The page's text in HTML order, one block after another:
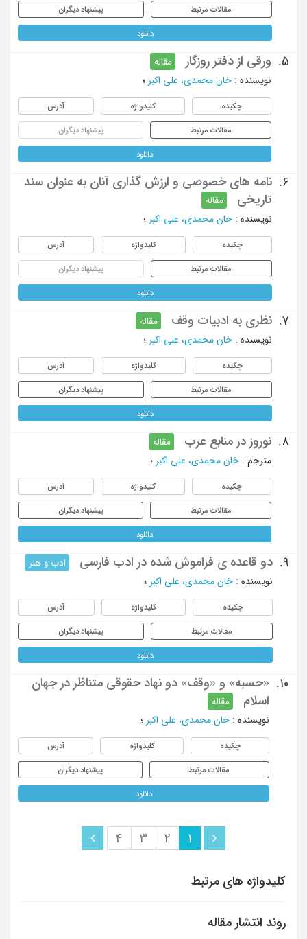
مقالات مرتبط پیشنهاد دیگران
دانلود
5. ورقی از دفتر روزگار
مقاله
نویسنده : خان محمدی، علی اکبر ؛
چکیده کلیدواژه آدرس
مقالات مرتبط پیشنهاد دیگران
دانلود
6.
نامه های خصوصی و ارزش گذاری آنان به عنوان سند
تاریخی
مقاله
نویسنده : خان محمدی، علی اکبر ؛
چکیده کلیدواژه آدرس
مقالات مرتبط پیشنهاد دیگران
دانلود
7. نظری به ادبیات وقف
مقاله
نویسنده : خان محمدی، علی اکبر ؛
چکیده کلیدواژه آدرس
مقالات مرتبط پیشنهاد دیگران
دانلود
8. نوروز در منابع عرب
مقاله
مترجم : خان محمدی، علی اکبر ؛
چکیده کلیدواژه آدرس
مقالات مرتبط پیشنهاد دیگران
دانلود
9. دو قاعده ی فراموش شده در ادب فارسی
ادب و هنر
نویسنده : خان محمدی، علی اکبر ؛
چکیده کلیدواژه آدرس
مقالات مرتبط پیشنهاد دیگران
دانلود
10.
«حسبه» و «وقف» دو نهاد حقوقی متناظر در جهان
اسلام
مقاله
نویسنده : خان محمدی، علی اکبر ؛
چکیده کلیدواژه آدرس
مقالات مرتبط پیشنهاد دیگران
دانلود
1
2
3
4
کلیدواژه های مرتبط
روند انتشار مقاله